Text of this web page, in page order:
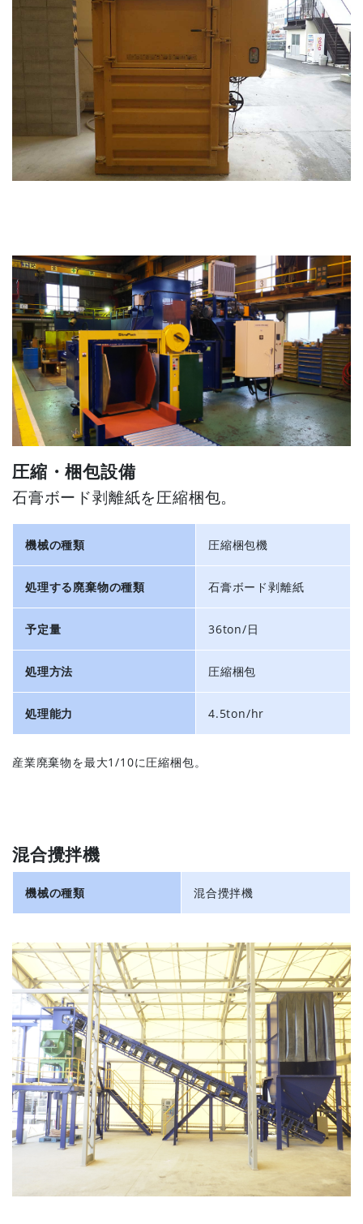
圧縮・梱包設備
石膏ボード剥離紙を圧縮梱包。
機械の種類 圧縮梱包機
処理する廃棄物の種類 石膏ボード剥離紙
予定量 36ton/日
処理方法 圧縮梱包
処理能力 4.5ton/hr
産業廃棄物を最大1/10に圧縮梱包。
混合攪拌機
機械の種類 混合攪拌機